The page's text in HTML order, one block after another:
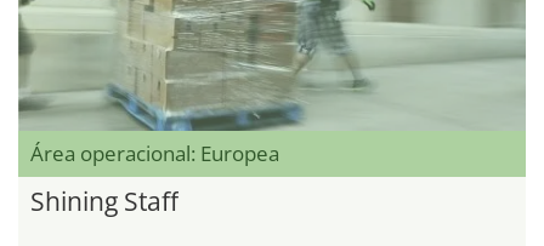
Área operacional: Europea
Shining Staff